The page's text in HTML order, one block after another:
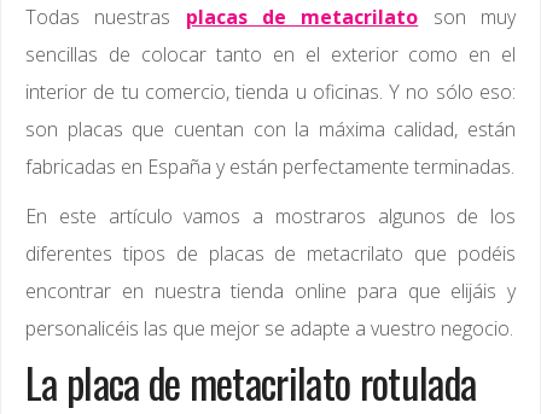
Todas nuestras placas de metacrilato son muy
sencillas de colocar tanto en el exterior como en el
interior de tu comercio, tienda u oficinas. Y no sólo eso:
son placas que cuentan con la máxima calidad, están
fabricadas en España y están perfectamente terminadas.
En este artículo vamos a mostraros algunos de los
diferentes tipos de placas de metacrilato que podéis
encontrar en nuestra tienda online para que elijáis y
personalicéis las que mejor se adapte a vuestro negocio.
La placa de metacrilato rotulada